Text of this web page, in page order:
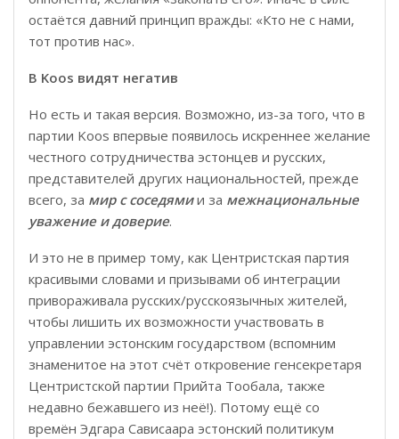
остаётся давний принцип вражды: «Кто не с нами,
тот против нас».
В Koos видят негатив
Но есть и такая версия. Возможно, из-за того, что в
партии Koos впервые появилось искреннее желание
честного сотрудничества эстонцев и русских,
представителей других национальностей, прежде
всего, за мир с соседямии за межнациональные
уважение и доверие.
И это не в пример тому, как Центристская партия
красивыми словами и призывами об интеграции
привораживала русских/русскоязычных жителей,
чтобы лишить их возможности участвовать в
управлении эстонским государством (вспомним
знаменитое на этот счёт откровение генсекретаря
Центристской партии Прийта Тообала, также
недавно бежавшего из неё!). Потому ещё со
времён Эдгара Сависаара эстонский политикум